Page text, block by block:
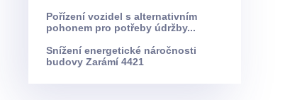
Pořízení vozidel s alternativním
pohonem pro potřeby údržby...
Snížení energetické náročnosti
budovy Zarámí 4421